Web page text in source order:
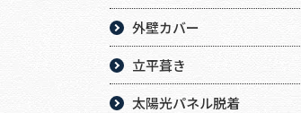
外壁カバー
立平葺き
太陽光パネル脱着